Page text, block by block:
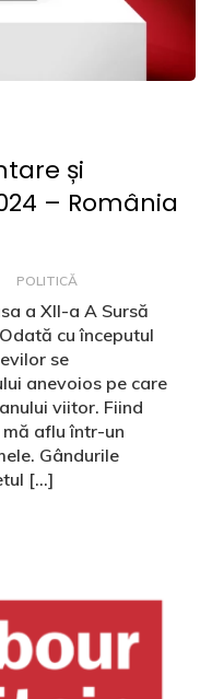
și
– România
POLITICĂ
a XII-a A Sursă
cu începutul
se
anevoios pe care
viitor. Fiind
mă aflu într-un
Gândurile
[…]